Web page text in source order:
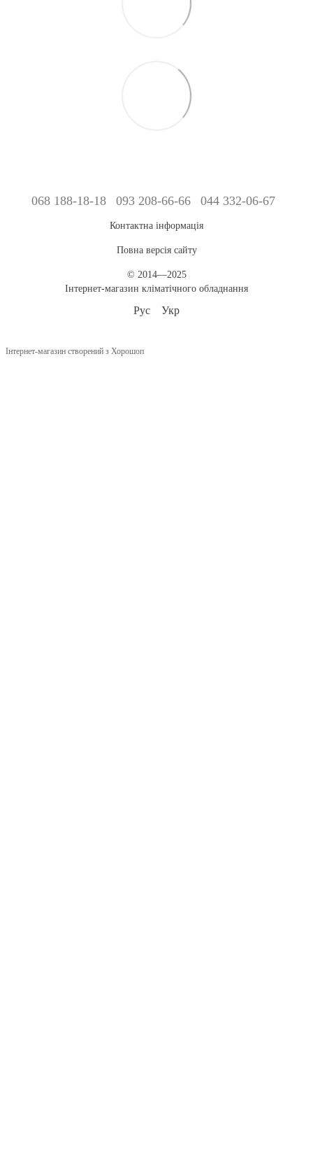
068 188-18-18 093 208-66-66 044 332-06-67
Контактна інформація
Повна версія сайту
© 2014—2025
Інтернет-магазин кліматічного обладнання
Рус Укр
Інтернет-магазин створений з Хорошоп